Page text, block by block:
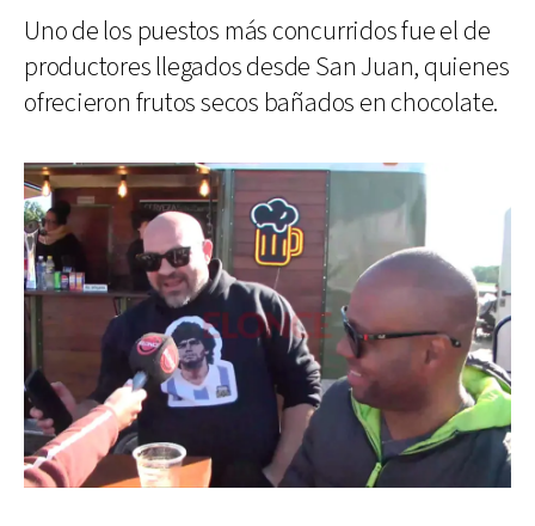
Uno de los puestos más concurridos fue el de
productores llegados desde San Juan, quienes
ofrecieron frutos secos bañados en chocolate.